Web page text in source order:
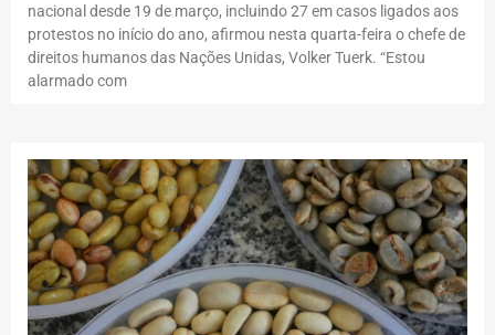
nacional desde 19 de março, incluindo 27 em casos ligados aos
protestos no início do ano, afirmou nesta quarta-feira o chefe de
direitos humanos das Nações Unidas, Volker Tuerk. “Estou
alarmado com